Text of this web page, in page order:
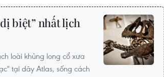
biệt” nhất lịch
loài khủng long cổ xưa
tại dãy Atlas, sống cách